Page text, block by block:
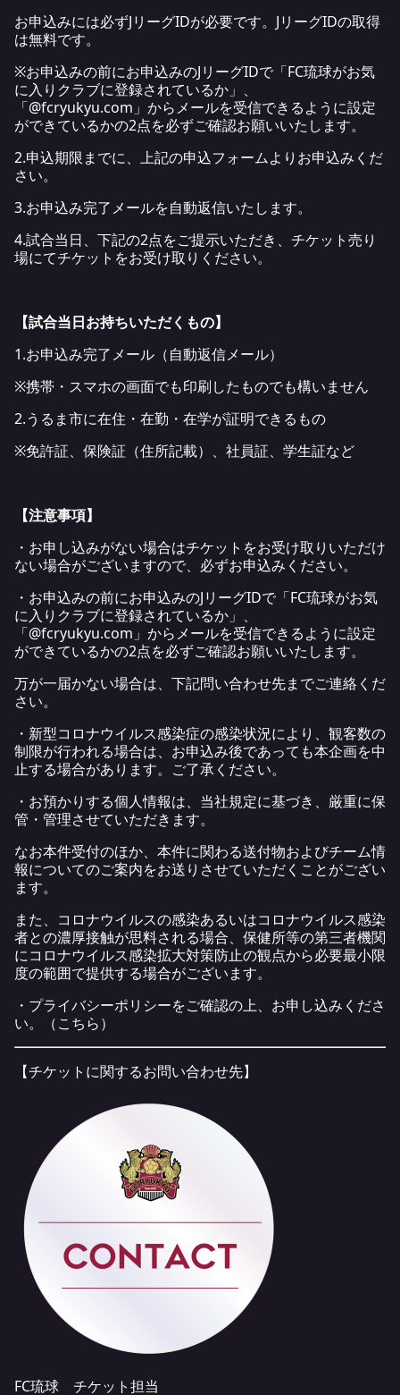
お申込みには必ずJリーグIDが必要です。JリーグIDの取得
は無料です。
※お申込みの前にお申込みのJリーグIDで「FC琉球がお気
に入りクラブに登録されているか」、
「@fcryukyu.com」からメールを受信できるように設定
ができているかの2点を必ずご確認お願いいたします。
2.申込期限までに、上記の申込フォームよりお申込みくだ
さい。
3.お申込み完了メールを自動返信いたします。
4.試合当日、下記の2点をご提示いただき、チケット売り
場にてチケットをお受け取りください。
【試合当日お持ちいただくもの】
1.お申込み完了メール（自動返信メール）
※携帯・スマホの画面でも印刷したものでも構いません
2.うるま市に在住・在勤・在学が証明できるもの
※免許証、保険証（住所記載）、社員証、学生証など
【注意事項】
・お申し込みがない場合はチケットをお受け取りいただけ
ない場合がございますので、必ずお申込みください。
・お申込みの前にお申込みのJリーグIDで「FC琉球がお気
に入りクラブに登録されているか」、
「@fcryukyu.com」からメールを受信できるように設定
ができているかの2点を必ずご確認お願いいたします。
万が一届かない場合は、下記問い合わせ先までご連絡くだ
さい。
・新型コロナウイルス感染症の感染状況により、観客数の
制限が行われる場合は、お申込み後であっても本企画を中
止する場合があります。ご了承ください。
・お預かりする個人情報は、当社規定に基づき、厳重に保
管・管理させていただきます。
なお本件受付のほか、本件に関わる送付物およびチーム情
報についてのご案内をお送りさせていただくことがござい
ます。
また、コロナウイルスの感染あるいはコロナウイルス感染
者との濃厚接触が思料される場合、保健所等の第三者機関
にコロナウイルス感染拡大対策防止の観点から必要最小限
度の範囲で提供する場合がございます。
・プライバシーポリシーをご確認の上、お申し込みくださ
い。（こちら）
【チケットに関するお問い合わせ先】
FC琉球 チケット担当